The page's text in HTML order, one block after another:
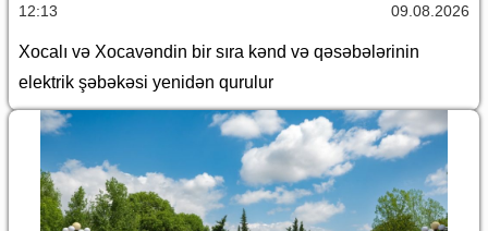
12:13 09.08.2026
Xocalı və Xocavəndin bir sıra kənd və qəsəbələrinin
elektrik şəbəkəsi yenidən qurulur